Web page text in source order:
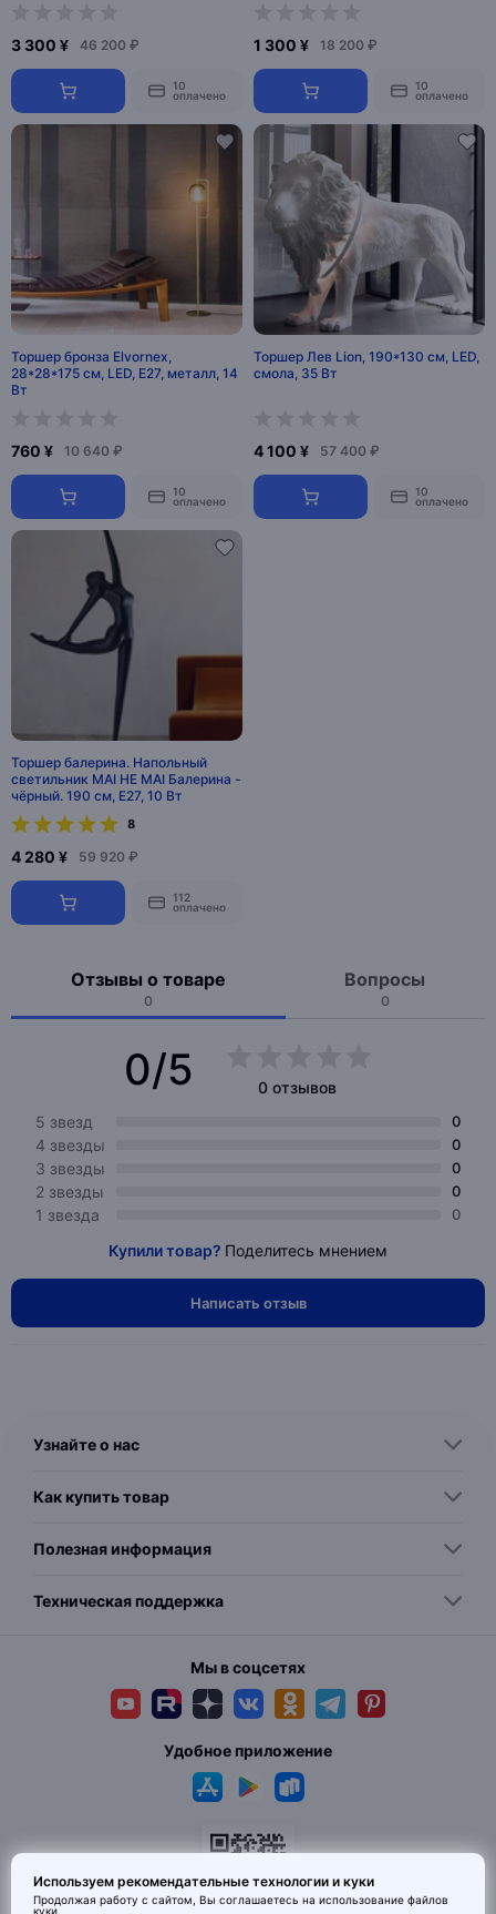
3 300 ¥ 46 200 ₽
10
оплачено
1 300 ¥ 18 200 ₽
10
оплачено
Торшер бронза Elvornex,
28*28*175 см, LED, Е27, металл, 14
Вт
760 ¥ 10 640 ₽
10
оплачено
Торшер Лев Lion, 190*130 см, LED,
смола, 35 Вт
4 100 ¥ 57 400 ₽
10
оплачено
Торшер балерина. Напольный
светильник MAI HE MAI Балерина -
чёрный. 190 см, E27, 10 Вт
8
4 280 ¥ 59 920 ₽
112
оплачено
Отзывы о товаре
0
Вопросы
0
0/5
0 отзывов
5 звезд
0
4 звезды 0
3 звезды 0
2 звезды 0
1 звезда 0
Купили товар? Поделитесь мнением
Написать отзыв
Узнайте о нас
Как купить товар
Полезная информация
Техническая поддержка
Мы в соцсетях
Удобное приложение
Используем рекомендательные технологии и куки
Продолжая работу с сайтом, Вы соглашаетесь на использование файлов
куки.